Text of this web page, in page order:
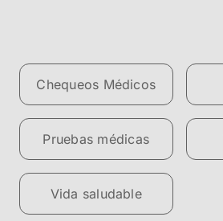
Chequeos Médicos
Pruebas médicas
Vida saludable